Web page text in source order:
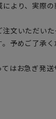
より、実際の
文いただいた
予めご了承く
はお急ぎ発送